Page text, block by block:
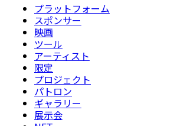
プラットフォーム
スポンサー
映画
ツール
アーティスト
限定
プロジェクト
パトロン
ギャラリー
展示会